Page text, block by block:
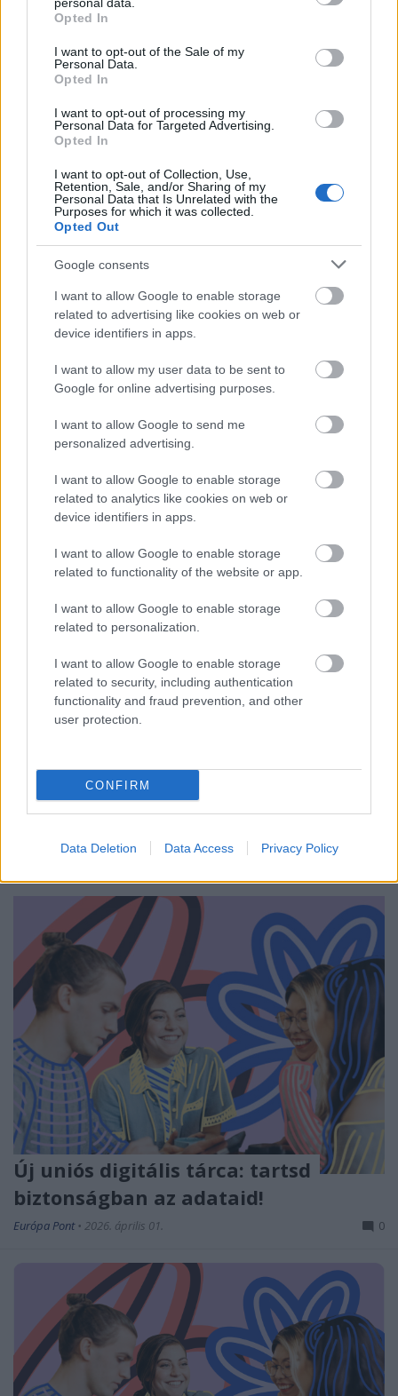
grant or deny consent to Google and its third-party tags to
use your data for below specified purposes in below Google
consent section.
Opted In
I want to opt-out of the Sale of my
Personal Data.
Opted In
I want to opt-out of processing my
Personal Data for Targeted Advertising.
Opted In
I want to opt-out of Collection, Use,
Retention, Sale, and/or Sharing of my
Personal Data that Is Unrelated with the
Purposes for which it was collected.
Opted Out
Google consents
I want to allow Google to enable storage
related to advertising like cookies on web or
device identifiers in apps.
I want to allow my user data to be sent to
Google for online advertising purposes.
I want to allow Google to send me
personalized advertising.
I want to allow Google to enable storage
related to analytics like cookies on web or
device identifiers in apps.
I want to allow Google to enable storage
related to functionality of the website or app.
I want to allow Google to enable storage
related to personalization.
I want to allow Google to enable storage
related to security, including authentication
functionality and fraud prevention, and other
user protection.
CONFIRM
Data Deletion Data Access Privacy Policy
Európai uniós kvízünket ezúttal ír tematikával
szervezzük, ismét vendégünk lesz Pál Feri atya,
Európámsorozatunkban pedig a Platon ...
Fedezd fel Európát vasúton: megnyílt
a DiscoverEU új pályázati köre
Európa Pont•2026. április 13.
Az Európai Bizottság elindította a 2018 óta működő
éves fiatalok tízezreinek kínál ...
Új uniós digitális tárca: tartsd
biztonságban az adataid!
Európa Pont • 2026. április 01. 0